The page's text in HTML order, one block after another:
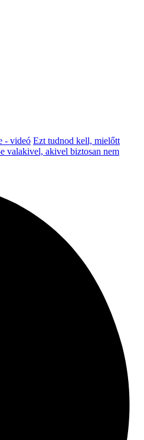
- videó Ezt tudnod kell, mielőtt
valakivel, akivel biztosan nem